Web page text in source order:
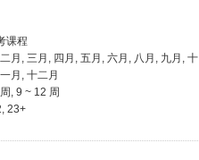
课程
月, 三月, 四月, 五月, 六月, 八月, 九月, 十
月, 十二月
, 9 ~ 12 周
23+